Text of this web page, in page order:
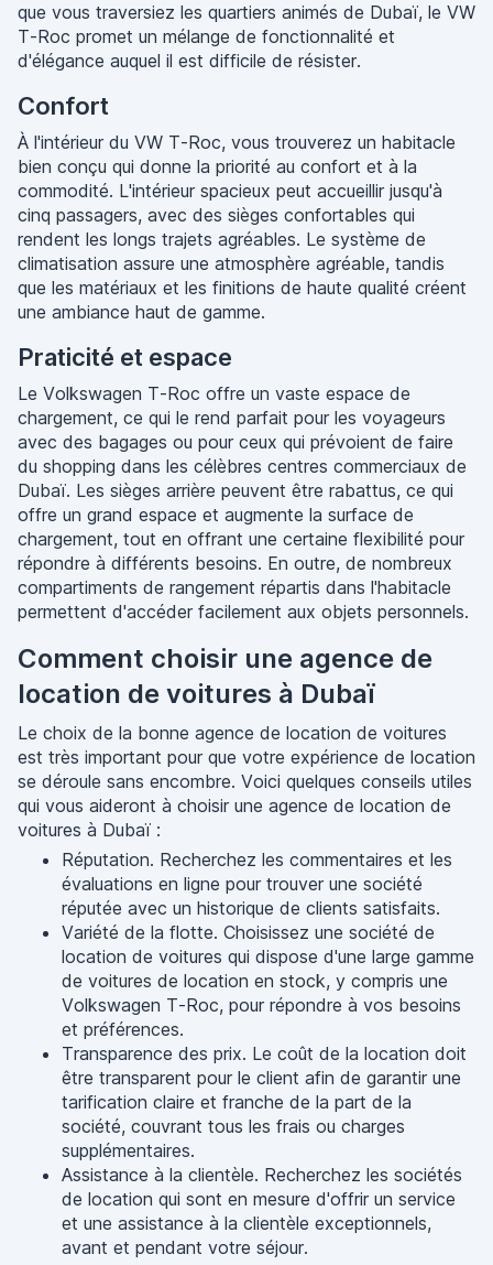
que vous traversiez les quartiers animés de Dubaï, le VW
T-Roc promet un mélange de fonctionnalité et
d'élégance auquel il est difficile de résister.
Confort
À l'intérieur du VW T-Roc, vous trouverez un habitacle
bien conçu qui donne la priorité au confort et à la
commodité. L'intérieur spacieux peut accueillir jusqu'à
cinq passagers, avec des sièges confortables qui
rendent les longs trajets agréables. Le système de
climatisation assure une atmosphère agréable, tandis
que les matériaux et les finitions de haute qualité créent
une ambiance haut de gamme.
Praticité et espace
Le Volkswagen T-Roc offre un vaste espace de
chargement, ce qui le rend parfait pour les voyageurs
avec des bagages ou pour ceux qui prévoient de faire
du shopping dans les célèbres centres commerciaux de
Dubaï. Les sièges arrière peuvent être rabattus, ce qui
offre un grand espace et augmente la surface de
chargement, tout en offrant une certaine flexibilité pour
répondre à différents besoins. En outre, de nombreux
compartiments de rangement répartis dans l'habitacle
permettent d'accéder facilement aux objets personnels.
Comment choisir une agence de
location de voitures à Dubaï
Le choix de la bonne agence de location de voitures
est très important pour que votre expérience de location
se déroule sans encombre. Voici quelques conseils utiles
qui vous aideront à choisir une agence de location de
voitures à Dubaï :
Réputation. Recherchez les commentaires et les
évaluations en ligne pour trouver une société
réputée avec un historique de clients satisfaits.
Variété de la flotte. Choisissez une société de
location de voitures qui dispose d'une large gamme
de voitures de location en stock, y compris une
Volkswagen T-Roc, pour répondre à vos besoins
et préférences.
Transparence des prix. Le coût de la location doit
être transparent pour le client afin de garantir une
tarification claire et franche de la part de la
société, couvrant tous les frais ou charges
supplémentaires.
Assistance à la clientèle. Recherchez les sociétés
de location qui sont en mesure d'offrir un service
et une assistance à la clientèle exceptionnels,
avant et pendant votre séjour.